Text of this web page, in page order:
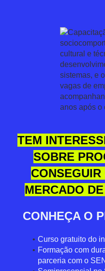
TEM
SOBRE
MERCADO
CONHEÇA O
Curso gratuito do
Formação com
parceria com o